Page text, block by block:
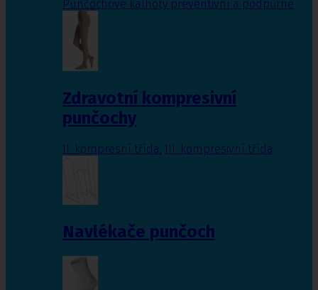
Punčochové kalhoty preventivní a podpůrné
Zdravotní kompresivní
punčochy
II. kompresní třída III. kompresivní třída
Navlékače punčoch